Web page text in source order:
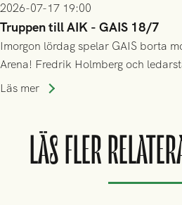
2026-07-17 19:00
Truppen till AIK - GAIS 18/7
Imorgon lördag spelar GAIS borta
Arena! Fredrik Holmberg och
trupp till matchen:
Läs mer
LÄS FLER